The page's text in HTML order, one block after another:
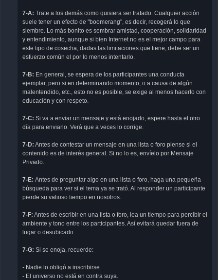
7-A: Trate a los demás como quisiera ser tratado. Cualquier acción
suele tener un efecto de "boomerang", es decir, recogerá lo que
siembre. Lo más bonito es sembrar amistad, cooperación, solidaridad
y entendimiento, aunque si bien Internet no es el mejor campo para
este tipo de cosecha, dadas las limitaciones que tiene, debe ser un
esfuerzo común el por lo menos intentarlo.
7-B: En general, se espera de los participantes una conducta
ejemplar, pero si en determinando momento, o a causa de algún
malentendido, etc., esto no es posible, se exige al menos hacerlo con
educación y con respeto.
7-C: Si va a enviar un mensaje y está enojado, espere hasta el otro
día para enviarlo. Verá que a veces lo corrige.
7-D: Antes de contestar un mensaje en una lista o foro piense si el
contenido es de interés general. Si no lo es, envíelo por Mensaje
Privado.
7-E: Antes de preguntar algo en una lista o foro, haga una pequeña
búsqueda para ver si el tema ya se trató. Al responder un participante
pierde su valioso tiempo en nosotros.
7-F: Antes de escribir en una lista o foro, lea un tiempo para percibir el
ambiente y tono entre los participantes. Así evitará quedar fuera de
lugar o desubicado.
7-G: Si se enoja, recuerde:
- Nadie lo obligó a inscribirse.
- El universo no está en contra suya.